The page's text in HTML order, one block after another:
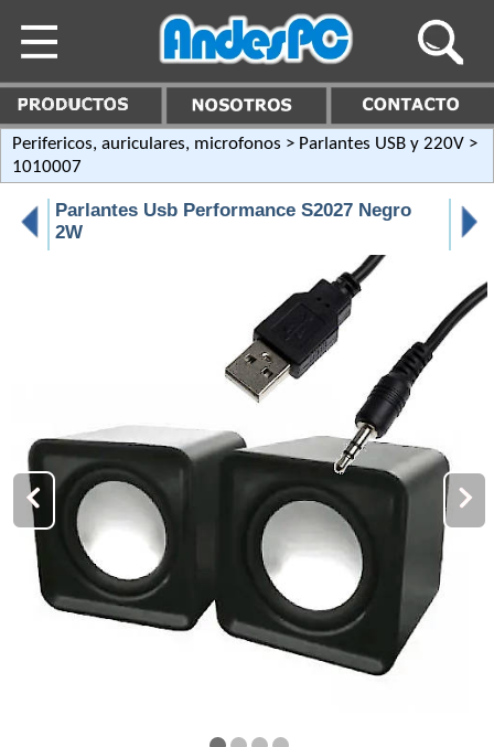
Perifericos, auriculares, microfonos > Parlantes USB y 220V >
1010007
Parlantes Usb Performance S2027 Negro
2W